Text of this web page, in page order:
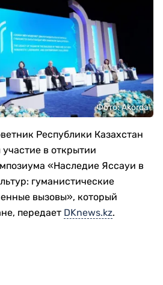
Фото: Аkorda
Республики Казахстан
в открытии
«Наследие Яссауи в
гуманистические
вызовы», который
передает DKnews.kz.